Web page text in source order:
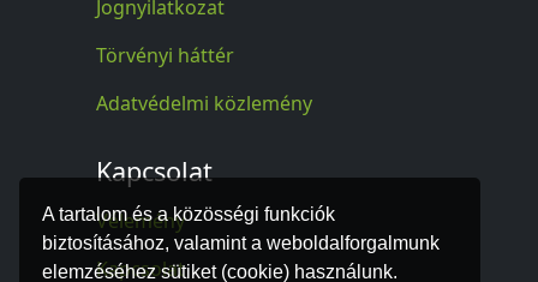
A tartalom és a közösségi funkciók
biztosításához, valamint a weboldalforgalmunk
elemzéséhez sütiket (cookie) használunk.
Jognyilatkozat
Törvényi háttér
Adatvédelmi közlemény
Kapcsolat
Vélemény
Kapcsolat